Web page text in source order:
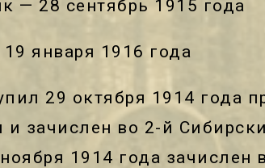
— 28 сентябрь 1915 года
января 1916 года
29 октября 1914 года
зачислен во 2-й
1914 года зачислен